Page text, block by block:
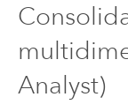
Analyst)